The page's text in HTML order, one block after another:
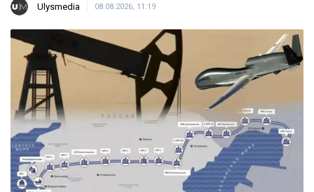
Ulysmedia 08.08.2026, 11:19